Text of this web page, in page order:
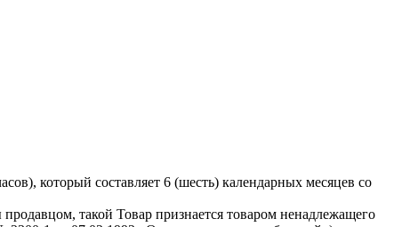
который составляет 6 (шесть) календарных месяцев со
такой Товар признается товаром ненадлежащего